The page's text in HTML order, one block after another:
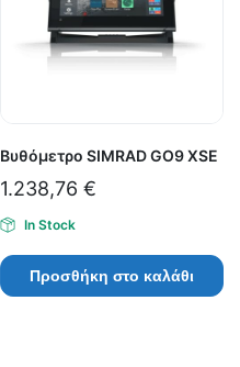
Βυθόμετρο SIMRAD GO9 XSE
1.238,76 €
In Stock
Προσθήκη στο καλάθι